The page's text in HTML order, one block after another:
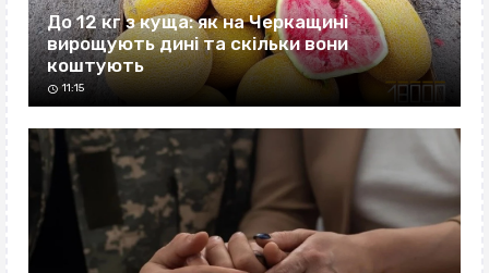
До 12 кг з куща: як на Черкащині
вирощують дині та скільки вони
коштують
11:15